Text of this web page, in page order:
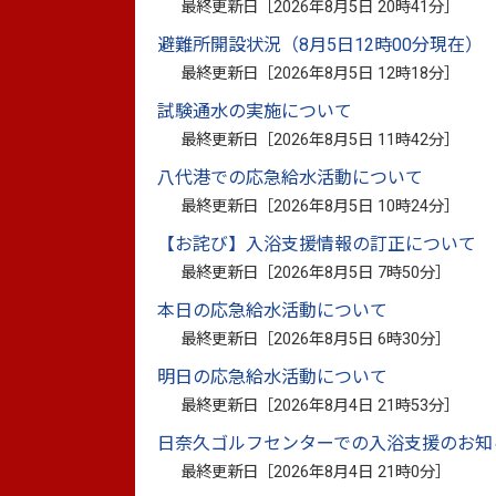
最終更新日［2026年8月5日 20時41分
避難所開設状況（8月5日12時00分現在）
最終更新日［2026年8月5日 12時18分
試験通水の実施について
最終更新日［2026年8月5日 11時42分
八代港での応急給水活動について
最終更新日［2026年8月5日 10時24分
【お詫び】入浴支援情報の訂正について
最終更新日［2026年8月5日 7時50分
本日の応急給水活動について
最終更新日［2026年8月5日 6時30分
明日の応急給水活動について
最終更新日［2026年8月4日 21時53分
日奈久ゴルフセンターでの入浴支援のお
最終更新日［2026年8月4日 21時0分